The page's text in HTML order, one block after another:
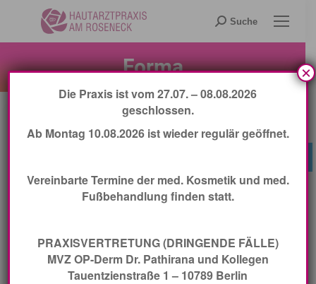
Search:
Suche
Forma
Die Praxis ist vom 27.07. – 08.08.2026
geschlossen.
Ab Montag 10.08.2026 ist wieder regulär geöffnet.
Vereinbarte Termine der med. Kosmetik und med.
Fußbehandlung finden statt.
PRAXISVERTRETUNG (DRINGENDE FÄLLE)
MVZ OP-Derm Dr. Pathirana und Kollegen
Tauentzienstraße 1 – 10789 Berlin
×